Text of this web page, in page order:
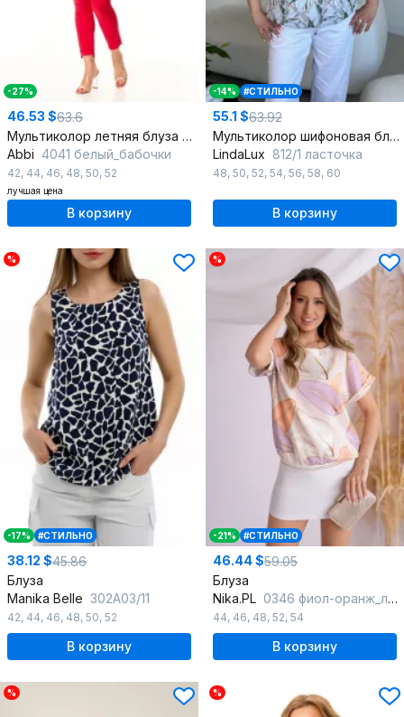
-27%
46.53 $63.6
Мультиколор летняя блуза с асимметричным низом
Abbi 4041 белый_бабочки
42, 44, 46, 48, 50, 52
лучшая цена
В корзину
-14% #СТИЛЬНО
55.1 $63.92
Мультиколор шифоновая блузка с коротким рукавом
LindaLux 812/1 ласточка
48, 50, 52, 54, 56, 58, 60
В корзину
%
-17% #СТИЛЬНО
38.12 $45.86
Блуза
Manika Belle 302А03/11
42, 44, 46, 48, 50, 52
В корзину
%
-21% #СТИЛЬНО
46.44 $59.05
Блуза
Nika.PL 0346 фиол-оранж_листья
44, 46, 48, 52, 54
В корзину
% %